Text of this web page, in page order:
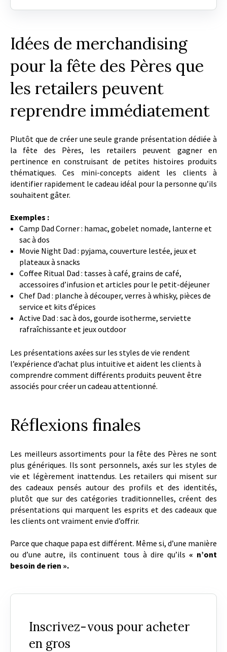
Idées de merchandising
pour la fête des Pères que
les retailers peuvent
reprendre immédiatement
Plutôt que de créer une seule grande présentation dédiée à
la fête des Pères, les retailers peuvent gagner en
pertinence en construisant de petites histoires produits
thématiques. Ces mini-concepts aident les clients à
identifier rapidement le cadeau idéal pour la personne qu’ils
souhaitent gâter.
Exemples :
Camp Dad Corner : hamac, gobelet nomade, lanterne et
sac à dos
Movie Night Dad : pyjama, couverture lestée, jeux et
plateaux à snacks
Coffee Ritual Dad : tasses à café, grains de café,
accessoires d’infusion et articles pour le petit-déjeuner
Chef Dad : planche à découper, verres à whisky, pièces de
service et kits d’épices
Active Dad : sac à dos, gourde isotherme, serviette
rafraîchissante et jeux outdoor
Les présentations axées sur les styles de vie rendent
l’expérience d’achat plus intuitive et aident les clients à
comprendre comment différents produits peuvent être
associés pour créer un cadeau attentionné.
Réflexions finales
Les meilleurs assortiments pour la fête des Pères ne sont
plus génériques. Ils sont personnels, axés sur les styles de
vie et légèrement inattendus. Les retailers qui misent sur
des cadeaux pensés autour des profils et des identités,
plutôt que sur des catégories traditionnelles, créent des
présentations qui marquent les esprits et des cadeaux que
les clients ont vraiment envie d’offrir.
Parce que chaque papa est différent. Même si, d’une manière
ou d’une autre, ils continuent tous à dire qu’ils « n’ont
besoin de rien ».
Inscrivez-vous pour acheter
en gros